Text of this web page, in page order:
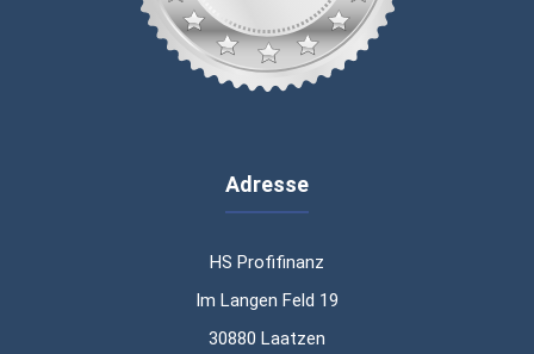
Adresse
HS Profifinanz
Im Langen Feld 19
30880 Laatzen